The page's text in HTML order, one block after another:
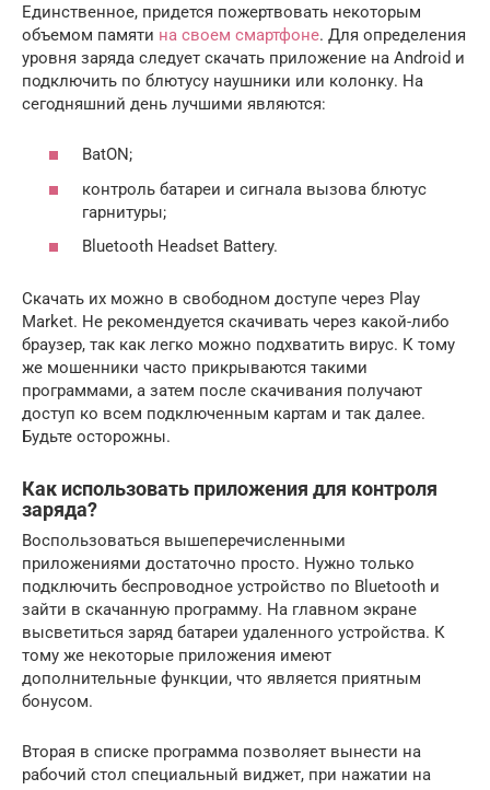
Единственное, придется пожертвовать некоторым
объемом памяти на своем смартфоне. Для определения
уровня заряда следует скачать приложение на Android и
подключить по блютусу наушники или колонку. На
сегодняшний день лучшими являются:
BatON;
контроль батареи и сигнала вызова блютус
гарнитуры;
Bluetooth Headset Battery.
Скачать их можно в свободном доступе через Play
Market. Не рекомендуется скачивать через какой-либо
браузер, так как легко можно подхватить вирус. К тому
же мошенники часто прикрываются такими
программами, а затем после скачивания получают
доступ ко всем подключенным картам и так далее.
Будьте осторожны.
Как использовать приложения для контроля
заряда?
Воспользоваться вышеперечисленными
приложениями достаточно просто. Нужно только
подключить беспроводное устройство по Bluetooth и
зайти в скачанную программу. На главном экране
высветиться заряд батареи удаленного устройства. К
тому же некоторые приложения имеют
дополнительные функции, что является приятным
бонусом.
Вторая в списке программа позволяет вынести на
рабочий стол специальный виджет, при нажатии на